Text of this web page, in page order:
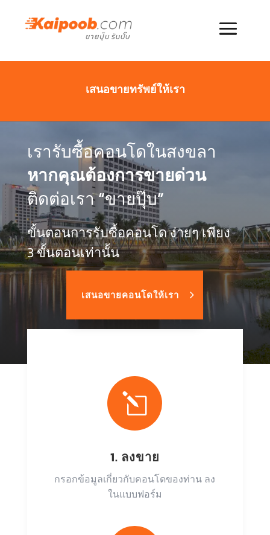
เสนอขายทรัพย์ให้เรา
เรารับซื้อคอนโดในสงขลา
หากคุณต้องการขายด่วน
ติดต่อเรา “ขายปุ๊บ”
ขั้นตอนการรับซื้อคอนโด ง่ายๆ เพียง
3 ขั้นตอนเท่านั้น
เสนอขายคอนโดให้เรา
l
1. ลงขาย
กรอกข้อมูลเกี่ยวกับคอนโดของท่าน ลง
ในแบบฟอร์ม